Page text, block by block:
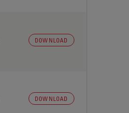
DOWNLOAD
DOWNLOAD